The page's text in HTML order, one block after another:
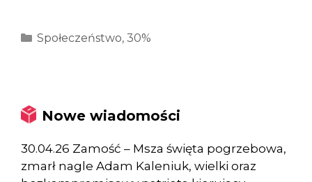
Kategorie
Społeczeństwo, 30%
Nowe wiadomości
30.04.26 Zamość – Msza święta pogrzebowa,
zmarł nagle Adam Kaleniuk, wielki oraz